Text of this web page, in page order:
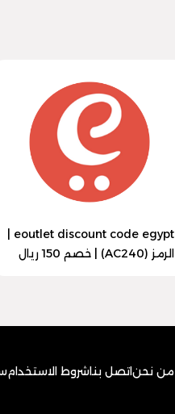
الرمز (AC240) | خصم 150 ريال
من نحناتصل بناشروط الاستخدام